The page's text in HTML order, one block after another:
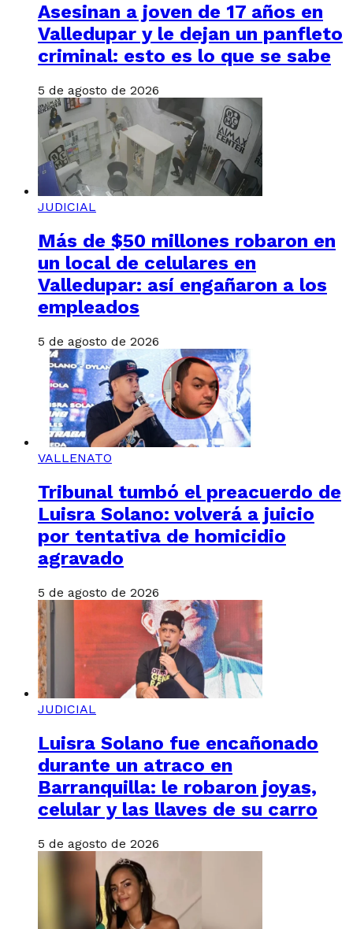
Asesinan a joven de 17 años en
Valledupar y le dejan un panfleto
criminal: esto es lo que se sabe
5 de agosto de 2026
JUDICIAL
Más de $50 millones robaron en
un local de celulares en
Valledupar: así engañaron a los
empleados
5 de agosto de 2026
VALLENATO
Tribunal tumbó el preacuerdo de
Luisra Solano: volverá a juicio
por tentativa de homicidio
agravado
5 de agosto de 2026
JUDICIAL
Luisra Solano fue encañonado
durante un atraco en
Barranquilla: le robaron joyas,
celular y las llaves de su carro
5 de agosto de 2026